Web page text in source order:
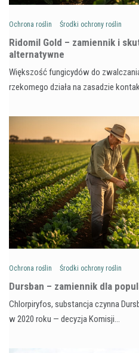
Ochrona roślin Środki ochrony roślin
Ridomil Gold – zamiennik i
alternatywne
Większość fungicydów do
rzekomego działa na zasadzie
Ochrona roślin Środki ochrony roślin
Dursban – zamiennik dla
Chlorpiryfos, substancja czynna
w 2020 roku — decyzja Komisji…